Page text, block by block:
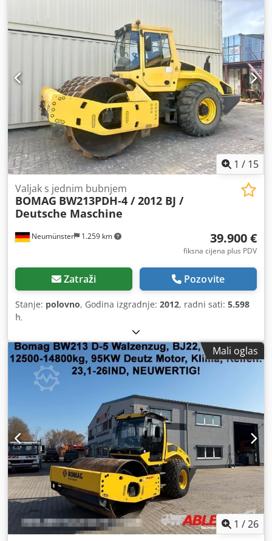
1 / 15
Neumünster 1.259 km
Valjak s jednim bubnjem
BOMAG BW213PDH-4 / 2012 BJ /
Deutsche Maschine
39.900 €
fiksna cijena plus PDV
Zatraži Pozovite
Stanje: polovno, Godina izgradnje: 2012, radni sati: 5.598
h,
Mali oglas
1 /26